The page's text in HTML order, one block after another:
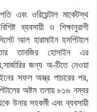
এবং ওরিয়েন্টাল মার্কেটস্থ
ব্যবসায়ী ও শিক্ষানুরাগী
আল হারামাইন হসপিটালে
তানজির হোসাইন এর
জন্য অ-টিতে নেওয়া
সফল অস্ত্র পাচারের পর,
অষ্টম তলায় ৮১৬ নম্বর
উনার সহকর্মী এবং ব্যবসায়ী